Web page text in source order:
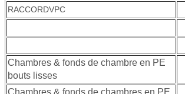
RACCORDVPC
Chambres & fonds de chambre en PE
bouts lisses
Chambres & fonds de chambres en PE